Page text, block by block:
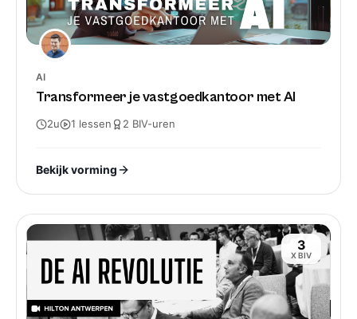
AI
Transformeer je vastgoedkantoor met AI
2u 1 lessen 2 BIV-uren
Bekijk vorming
3
X BIV